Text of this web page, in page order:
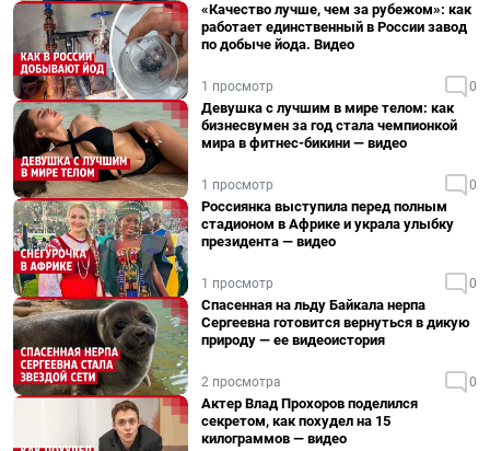
«Качество лучше, чем за рубежом»: как
работает единственный в России завод
по добыче йода. Видео
1 просмотр 0
Девушка с лучшим в мире телом: как
бизнесвумен за год стала чемпионкой
мира в фитнес-бикини — видео
1 просмотр 0
Россиянка выступила перед полным
стадионом в Африке и украла улыбку
президента — видео
1 просмотр 0
Спасенная на льду Байкала нерпа
Сергеевна готовится вернуться в дикую
природу — ее видеоистория
2 просмотра 0
Актер Влад Прохоров поделился
секретом, как похудел на 15
килограммов — видео